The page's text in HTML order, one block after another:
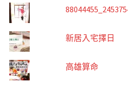
新居入宅擇日
高雄算命